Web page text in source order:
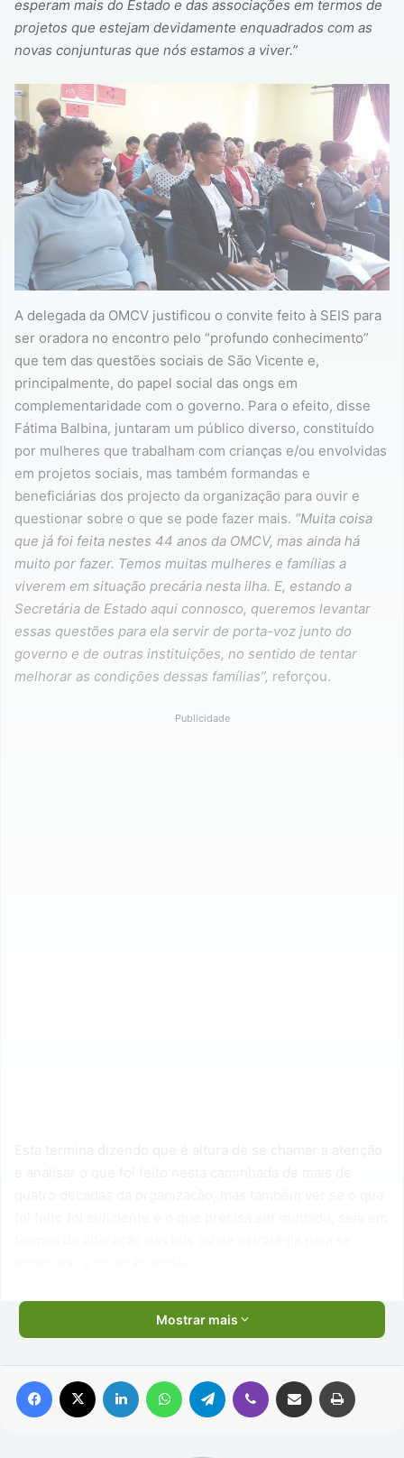
esperam mais do Estado e das associações em termos de
projetos que estejam devidamente enquadrados com as
novas conjunturas que nós estamos a viver.”
A delegada da OMCV justificou o convite feito à SEIS para
ser oradora no encontro pelo “profundo conhecimento”
que tem das questões sociais de São Vicente e,
principalmente, do papel social das ongs em
complementaridade com o governo. Para o efeito, disse
Fátima Balbina, juntaram um público diverso, constituído
por mulheres que trabalham com crianças e/ou envolvidas
em projetos sociais, mas também formandas e
beneficiárias dos projecto da organização para ouvir e
questionar sobre o que se pode fazer mais. “Muita coisa
que já foi feita nestes 44 anos da OMCV, mas ainda há
muito por fazer. Temos muitas mulheres e famílias a
viverem em situação precária nesta ilha. E, estando a
Secretária de Estado aqui connosco, queremos levantar
essas questões para ela servir de porta-voz junto do
governo e de outras instituições, no sentido de tentar
melhorar as condições dessas famílias”, reforçou.
Publicidade
Mostrar mais
Facebook Linkedin WhatsAppTelegram Viber Compartilhar via e-mail